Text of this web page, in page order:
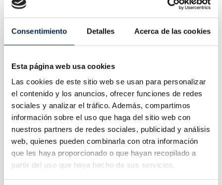
Consentimiento Detalles Acerca de las cookies
Esta página web usa cookies
Las cookies de este sitio web se usan para personalizar
el contenido y los anuncios, ofrecer funciones de redes
sociales y analizar el tráfico. Además, compartimos
información sobre el uso que haga del sitio web con
nuestros partners de redes sociales, publicidad y análisis
web, quienes pueden combinarla con otra información
que les haya proporcionado o que hayan recopilado a
partir del uso que haya hecho de sus servicios.
775,00 €
Bras Droit Aide LC810 Idéal